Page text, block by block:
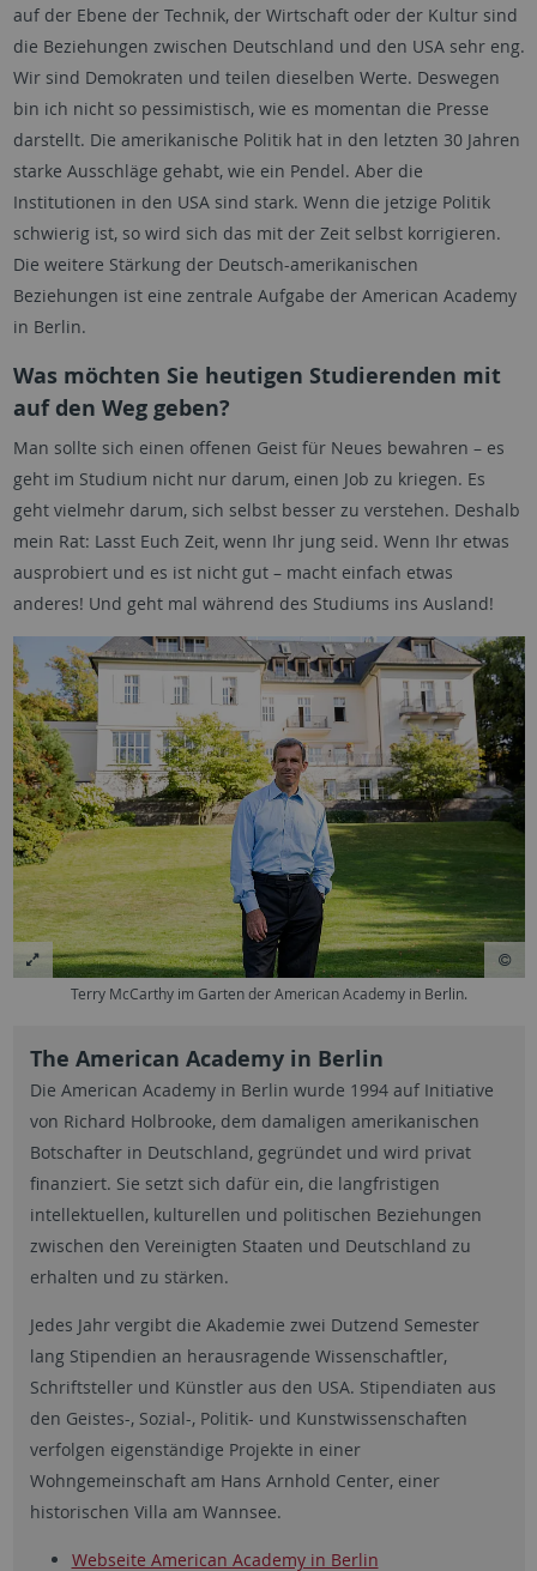
auf der Ebene der Technik, der Wirtschaft oder der Kultur sind
die Beziehungen zwischen Deutschland und den USA sehr eng.
Wir sind Demokraten und teilen dieselben Werte. Deswegen
bin ich nicht so pessimistisch, wie es momentan die Presse
darstellt. Die amerikanische Politik hat in den letzten 30 Jahren
starke Ausschläge gehabt, wie ein Pendel. Aber die
Institutionen in den USA sind stark. Wenn die jetzige Politik
schwierig ist, so wird sich das mit der Zeit selbst korrigieren.
Die weitere Stärkung der Deutsch-amerikanischen
Beziehungen ist eine zentrale Aufgabe der American Academy
in Berlin.
Was möchten Sie heutigen Studierenden mit
auf den Weg geben?
Man sollte sich einen offenen Geist für Neues bewahren – es
geht im Studium nicht nur darum, einen Job zu kriegen. Es
geht vielmehr darum, sich selbst besser zu verstehen. Deshalb
mein Rat: Lasst Euch Zeit, wenn Ihr jung seid. Wenn Ihr etwas
ausprobiert und es ist nicht gut – macht einfach etwas
anderes! Und geht mal während des Studiums ins Ausland!
Terry McCarthy im Garten der American Academy in Berlin.
The American Academy in Berlin
Die American Academy in Berlin wurde 1994 auf Initiative
von Richard Holbrooke, dem damaligen amerikanischen
Botschafter in Deutschland, gegründet und wird privat
finanziert. Sie setzt sich dafür ein, die langfristigen
intellektuellen, kulturellen und politischen Beziehungen
zwischen den Vereinigten Staaten und Deutschland zu
erhalten und zu stärken.
Jedes Jahr vergibt die Akademie zwei Dutzend Semester
lang Stipendien an herausragende Wissenschaftler,
Schriftsteller und Künstler aus den USA. Stipendiaten aus
den Geistes-, Sozial-, Politik- und Kunstwissenschaften
verfolgen eigenständige Projekte in einer
Wohngemeinschaft am Hans Arnhold Center, einer
historischen Villa am Wannsee.
Webseite American Academy in Berlin